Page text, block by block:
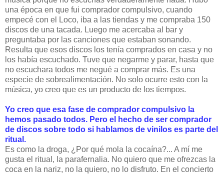
una época en que fui comprador compulsivo, cuando
empecé con el Loco, iba a las tiendas y me compraba 150
discos de una tacada. Luego me acercaba al bar y
preguntaba por las canciones que estaban sonando.
Resulta que esos discos los tenía comprados en casa y no
los había escuchado. Tuve que negarme y parar, hasta que
no escuchara todos me negué a comprar más. Es una
especie de sobrealimentación. No solo ocurre esto con la
música, yo creo que es un producto de los tiempos.
Yo creo que esa fase de comprador compulsivo la
hemos pasado todos. Pero el hecho de ser comprador
de discos sobre todo si hablamos de vinilos es parte del
ritual.
Es como la droga, ¿Por qué mola la cocaína?... A mí me
gusta el ritual, la parafernalia. No quiero que me ofrezcas la
coca en la nariz, no la quiero, no lo disfruto. En el concierto